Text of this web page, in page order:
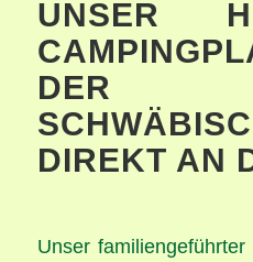
UNSER
DER
DIREKT AN
Unser